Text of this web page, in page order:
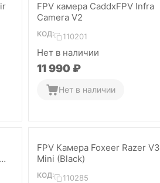
FPV камера CaddxFPV Infra
Camera V2
КОД: 110201
Нет в наличии
11 990 ₽
Нет в наличии
FPV Камера Foxeer Razer V3
Mini (Black)
КОД: 110285